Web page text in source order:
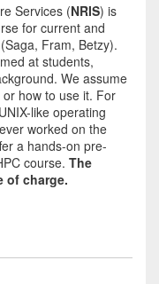
Services (NRIS) is
for current and
Fram, Betzy).
at students,
We assume
how to use it. For
like operating
worked on the
a hands-on pre-
course. The
of charge.